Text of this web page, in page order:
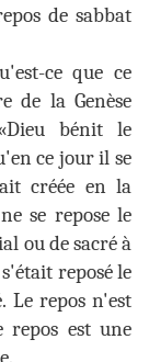
de sabbat
ce que ce
de la Genèse
bénit le
ce jour il se
créée en la
se repose le
ou de sacré à
reposé le
Le repos n'est
repos est une